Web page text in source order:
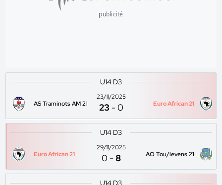
publicité
U14 D3
AS Traminots AM 21
23/11/2025
23 -0 Euro African 21
U14 D3
Euro African 21
29/11/2025
0 -8 AO Tou/levens 21
U14 D3